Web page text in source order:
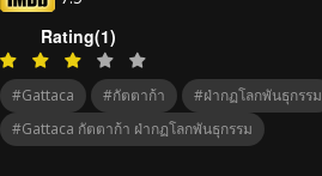
Rating(1)
#Gattaca #กัตตาก้า
#ฝ่ากฏโลกพันธุกรรม
#Gattaca กัตตาก้า ฝ่ากฏโลกพันธุกรรม